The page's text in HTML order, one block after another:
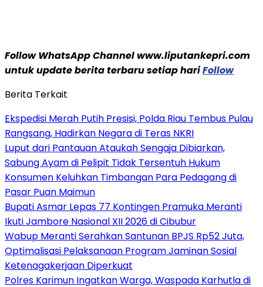
Follow WhatsApp Channel www.liputankepri.com
untuk update berita terbaru setiap hariFollow
Berita Terkait
Ekspedisi Merah Putih Presisi, Polda Riau Tembus Pulau
Rangsang, Hadirkan Negara di Teras NKRI
Luput dari Pantauan Ataukah Sengaja Dibiarkan,
Sabung Ayam di Pelipit Tidak Tersentuh Hukum
Konsumen Keluhkan Timbangan Para Pedagang di
Pasar Puan Maimun
Bupati Asmar Lepas 77 Kontingen Pramuka Meranti
Ikuti Jambore Nasional XII 2026 di Cibubur
Wabup Meranti Serahkan Santunan BPJS Rp52 Juta,
Optimalisasi Pelaksanaan Program Jaminan Sosial
Ketenagakerjaan Diperkuat
Polres Karimun Ingatkan Warga, Waspada Karhutla di